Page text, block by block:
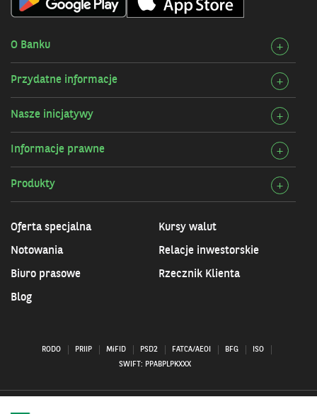
O Banku +
O
Przydatne informacje +
Nasze inicjatywy +
Informacje prawne +
Produkty +
Oferta specjalna Kursy walut
Notowania Relacje inwestorskie
Biuro prasowe Rzecznik Klienta
Blog
RODO PRIIP MiFID PSD2 FATCA/AEOI BFG
ISO
SWIFT: PPABPLPKXXX